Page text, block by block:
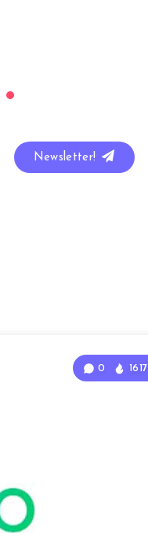
Newsletter!
0 1617